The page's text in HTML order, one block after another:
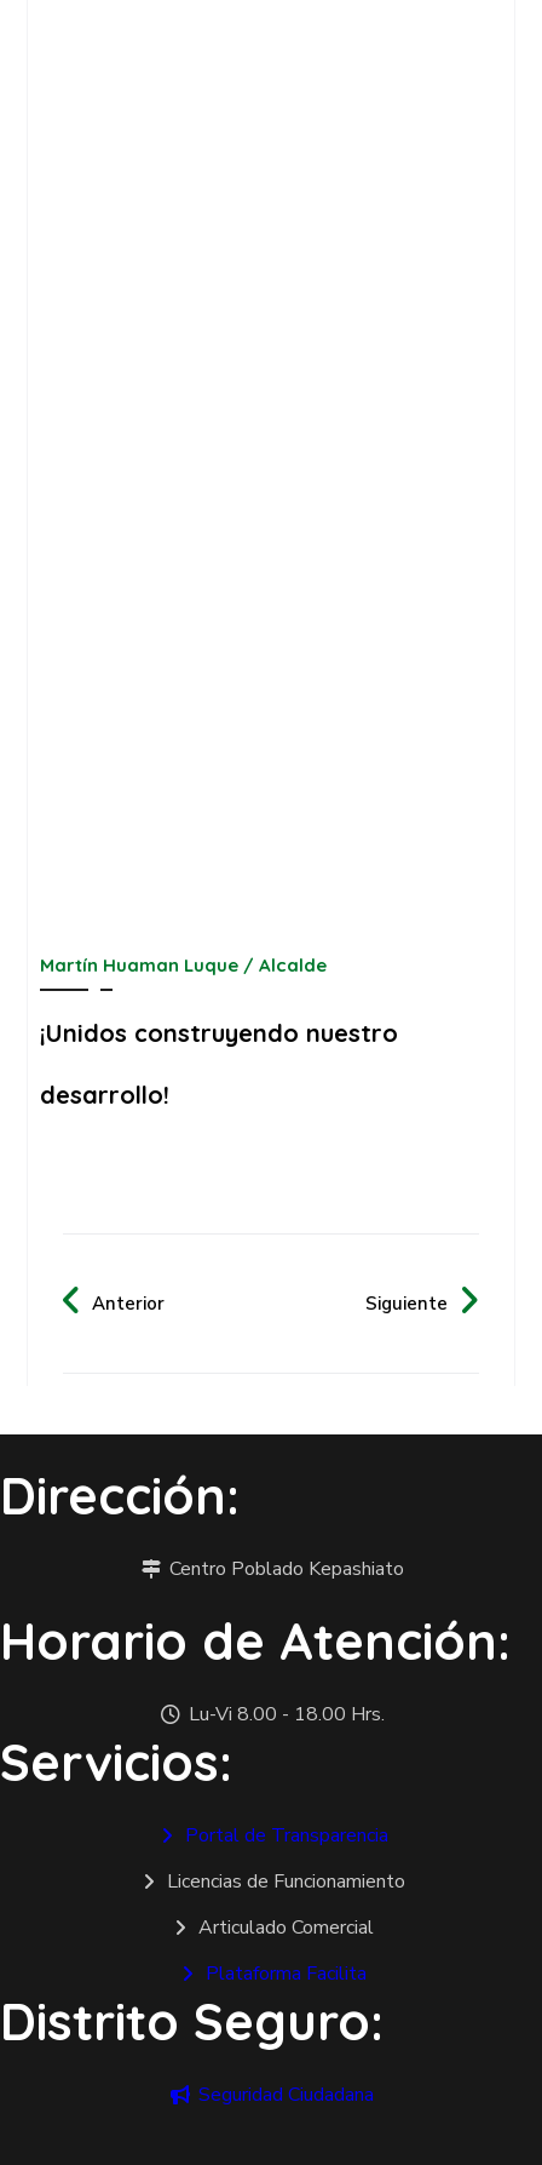
Martín Huaman Luque / Alcalde
¡Unidos construyendo nuestro
desarrollo!
Anterior Siguiente
Dirección:
Centro Poblado Kepashiato
Horario de Atención:
Lu-Vi 8.00 - 18.00 Hrs.
Servicios:
Portal de Transparencia
Licencias de Funcionamiento
Articulado Comercial
Plataforma Facilita
Distrito Seguro:
Seguridad Ciudadana